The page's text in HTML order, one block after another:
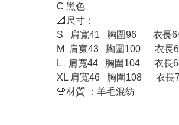
C 黑色
📐尺寸：
S 肩寬41 胸圍96 衣長
M 肩寬43 胸圍100 衣長
L 肩寬44 胸圍104 衣長
XL 肩寬46 胸圍108 衣長
🌸材質 ：羊毛混紡